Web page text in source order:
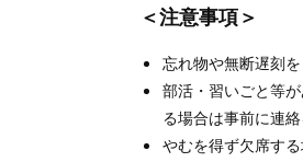
＜注意事項＞
忘れ物や無断遅刻
部活・習いごと等
る場合は事前に連絡
やむを得ず欠席す